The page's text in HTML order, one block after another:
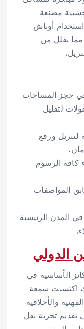
مصنعة
أوناش
مما يقلل من
حجز المساحات
لتقليل
لتنزيل ورفع
كافة الرسوم
المواصفات
المدن الرئيسية
الدولي
الأساسية في
اكتسبت سمعة
والأخلاقية
تقديم تجربة نقل